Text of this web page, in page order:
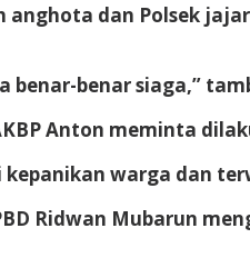
dan Polsek
benar siaga,”
Anton meminta
warga dan
Ridwan Mubarun